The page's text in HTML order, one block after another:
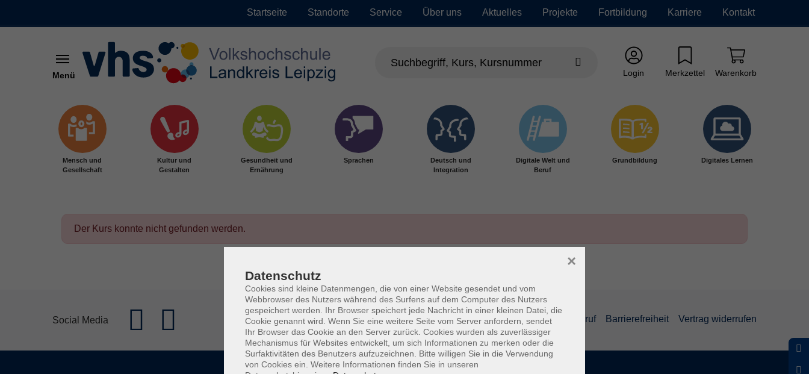
Startseite Standorte Service Über uns Aktuelles Projekte Fortbildung Karriere Kontakt
Menü Login Merkzettel Warenkorb
Mensch und
Gesellschaft
Kultur und
Gestalten
Gesundheit und
Ernährung
Sprachen
Deutsch und
Integration
Digitale Welt und
Beruf
Grundbildung Digitales Lernen
Der Kurs konnte nicht gefunden werden.
Social Media Impressum Datenschutzerklärung AGB und Widerruf Barrierefreiheit Vertrag widerrufen
Datenschutz
Cookies sind kleine Datenmengen, die von einer Website gesendet und vom
Webbrowser des Nutzers während des Surfens auf dem Computer des Nutzers
gespeichert werden. Ihr Browser speichert jede Nachricht in einer kleinen Datei, die
Cookie genannt wird. Wenn Sie eine weitere Seite vom Server anfordern, sendet
Ihr Browser das Cookie an den Server zurück. Cookies wurden als zuverlässiger
Mechanismus für Websites entwickelt, um sich Informationen zu merken oder die
Surfaktivitäten des Benutzers aufzuzeichnen. Bitte willigen Sie in die Verwendung
von Cookies ein. Weitere Informationen finden Sie in unseren
×